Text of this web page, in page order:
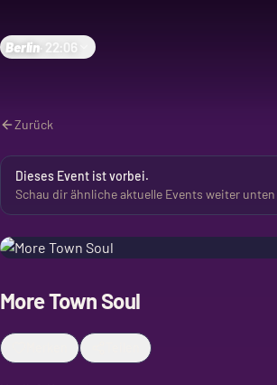
Berlin 22:06
Zurück
Dieses Event ist vorbei.
Schau dir ähnliche aktuelle Events weiter unten
More Town Soul